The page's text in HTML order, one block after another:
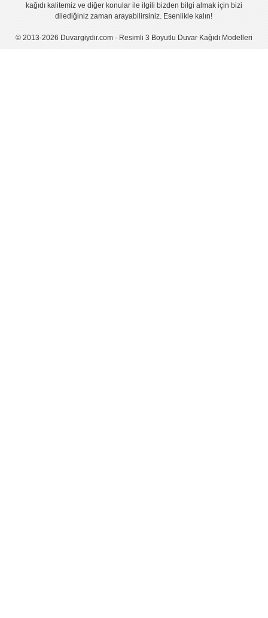
kağıdı kalitemiz ve diğer konular ile ilgili bizden bilgi almak için bizi
dilediğiniz zaman arayabilirsiniz. Esenlikle kalın!
© 2013-2026 Duvargiydir.com - Resimli 3 Boyutlu Duvar Kağıdı Modelleri